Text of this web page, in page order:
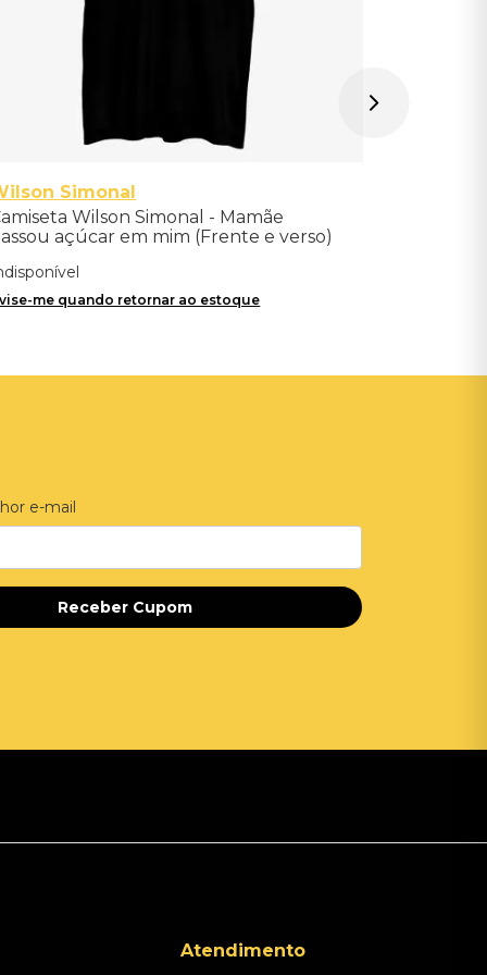
Simonal
Wilson Simonal - Mamãe
açúcar em mim (Frente e verso)
me quando retornar ao estoque
e-mail
Receber Cupom
Atendimento